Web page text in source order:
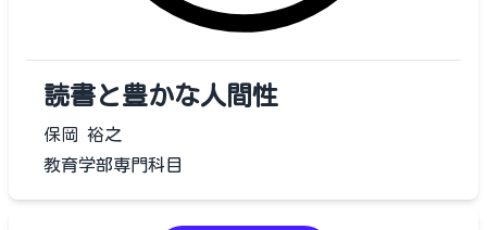
読書と豊かな人間性
保岡 裕之
教育学部専門科目